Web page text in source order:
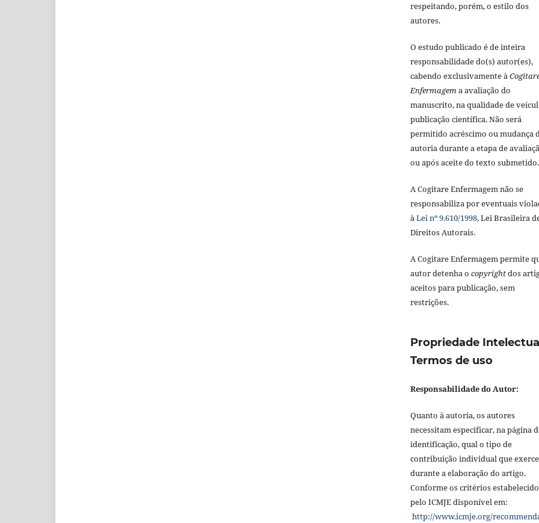
respeitando, porém, o estilo dos
autores.
O estudo publicado é de inteira
responsabilidade do(s) autor(es),
cabendo exclusivamente à
Enfermagema avaliação do
manuscrito, na qualidade de
publicação científica. Não será
permitido acréscimo ou mudança
autoria durante a etapa de
ou após aceite do texto submetido.
A Cogitare Enfermagem não se
responsabiliza por eventuais
àLei nº 9.610/1998, Lei Brasileira
Direitos Autorais.
A Cogitare Enfermagem permite
autor detenha o copyrightdos
aceitos para publicação, sem
restrições.
Propriedade
Termos de uso
Responsabilidade do Autor:
Quanto à autoria, os autores
necessitam especificar, na página
identificação, qual o tipo de
contribuição individual que
durante a elaboração do artigo.
Conforme os critérios
pelo ICMJE disponível em:
http://www.icmje.org/